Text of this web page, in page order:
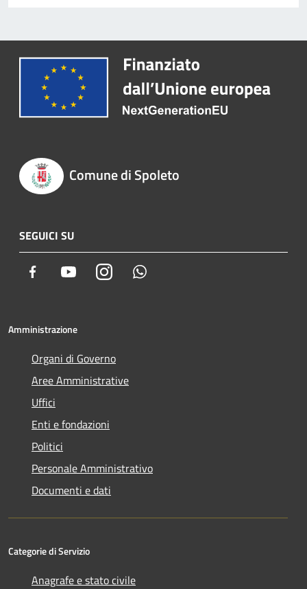
Comune di Spoleto
SEGUICI SU
Facebook YoutubeInstagram
Amministrazione
Organi di Governo
Aree Amministrative
Uffici
Enti e fondazioni
Politici
Personale Amministrativo
Documenti e dati
Categorie di Servizio
Anagrafe e stato civile